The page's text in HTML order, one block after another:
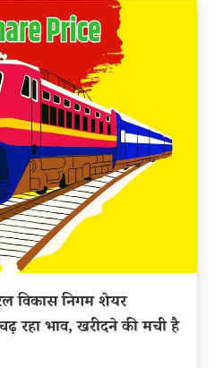
विकास निगम शेयर
रहा भाव, खरीदने की मची है